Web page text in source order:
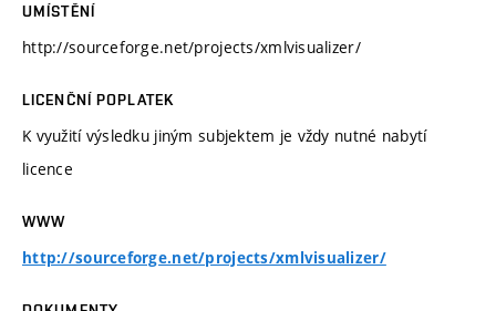
UMÍSTĚNÍ
http://sourceforge.net/projects/xmlvisualizer/
LICENČNÍ POPLATEK
K využití výsledku jiným subjektem je vždy nutné nabytí
licence
WWW
http://sourceforge.net/projects/xmlvisualizer/